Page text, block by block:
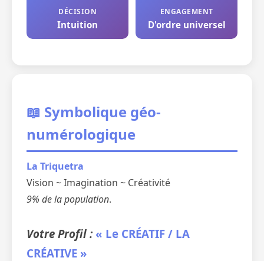
DÉCISION
Intuition
ENGAGEMENT
D'ordre universel
📖 Symbolique géo-
numérologique
La Triquetra
Vision ~ Imagination ~ Créativité
9% de la population.
Votre Profil : « Le CRÉATIF / LA
CRÉATIVE »